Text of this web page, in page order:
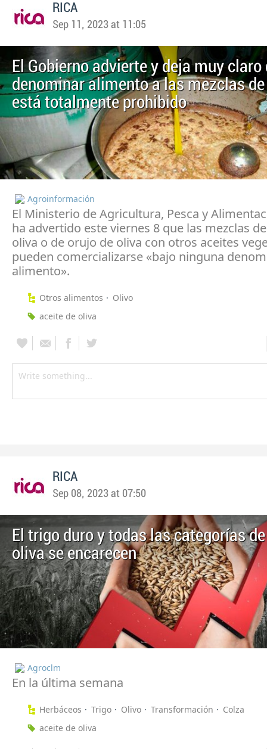
RICA
Sep 11, 2023 at 11:05
El Gobierno advierte y deja muy claro
denominar alimento a las mezclas
está totalmente prohibido
Agroinformación
El Ministerio de Agricultura, Pesca y
ha advertido este viernes 8 que las mezclas
oliva o de orujo de oliva con otros aceites
pueden comercializarse «bajo ninguna
alimento».
Otros alimentos
Olivo
aceite de oliva
RICA
Sep 08, 2023 at 07:50
El trigo duro y todas las categorías
oliva se encarecen
Agroclm
En la última semana
Herbáceos Trigo Olivo Transformación
Colza
aceite de oliva